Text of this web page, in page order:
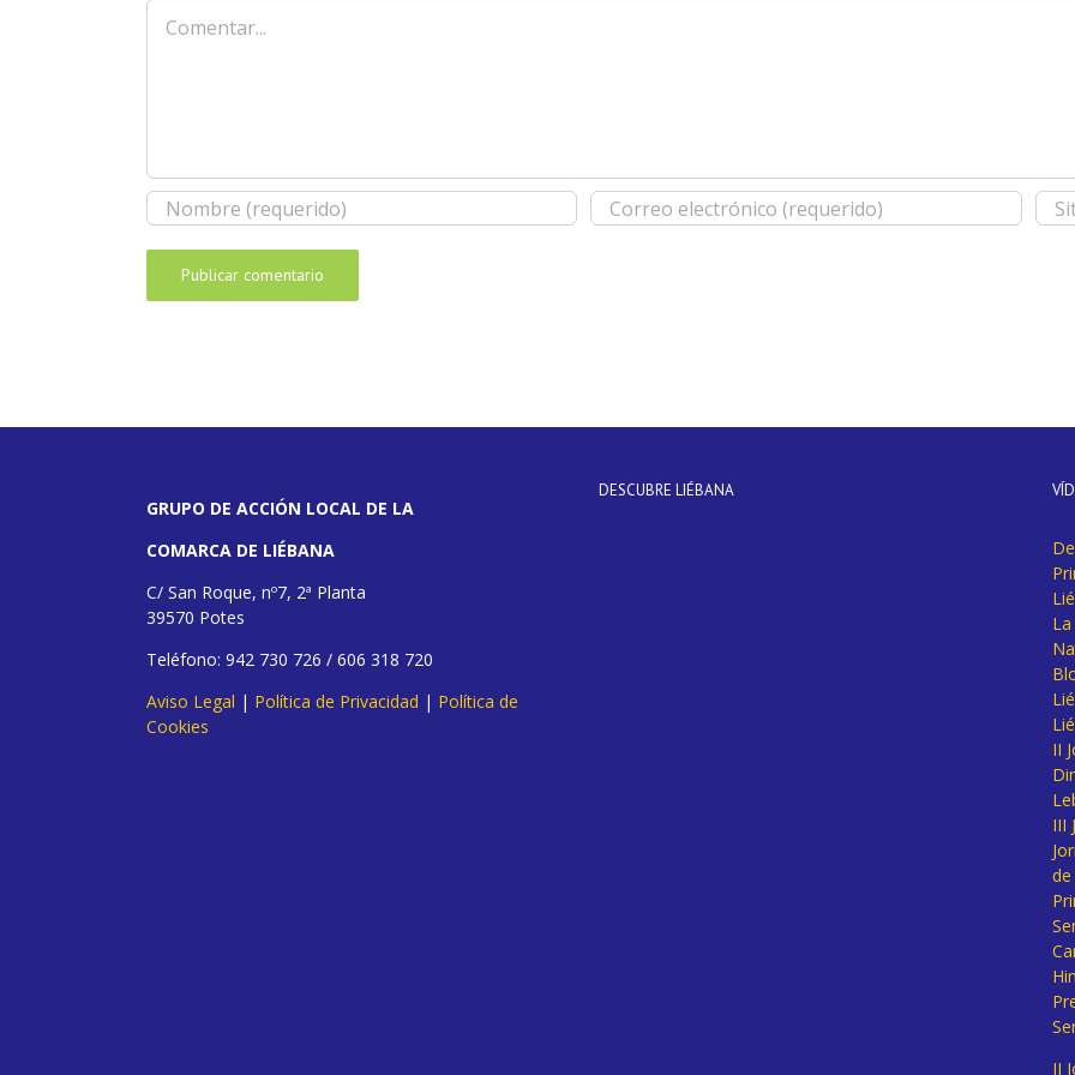
Comentar
GRUPO DE ACCIÓN LOCAL DE LA
COMARCA DE LIÉBANA
C/ San Roque, nº7, 2ª Planta
39570 Potes
Teléfono: 942 730 726 / 606 318 720
Aviso Legal | Política de Privacidad | Política de
Cookies
DESCUBRE LIÉBANA
II
III
II